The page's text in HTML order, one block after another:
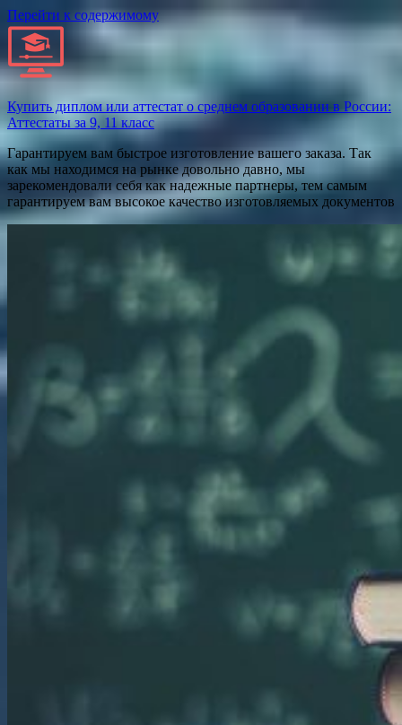
Перейти к содержимому
Купить диплом или аттестат о среднем образовании в России:
Аттестаты за 9, 11 класс
Гарантируем вам быстрое изготовление вашего заказа. Так
как мы находимся на рынке довольно давно, мы
зарекомендовали себя как надежные партнеры, тем самым
гарантируем вам высокое качество изготовляемых документов